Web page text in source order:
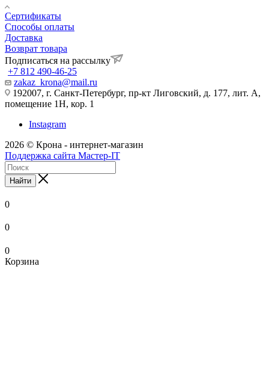
Сертификаты
Способы оплаты
Доставка
Возврат товара
Подписаться на рассылку
+7 812 490-46-25
zakaz_krona@mail.ru
192007, г. Санкт-Петербург, пр-кт Лиговский, д. 177, лит. А,
помещение 1Н, кор. 1
Instagram
2026 © Крона - интернет-магазин
Поддержка сайта Мастер-IT
Найти
0
0
0
Корзина